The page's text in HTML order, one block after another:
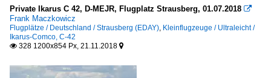
Private Ikarus C 42, D-MEJR, Flugplatz Strausberg, 01.07.2018 
Frank Maczkowicz
Flugplätze / Deutschland / Strausberg (EDAY), Kleinflugzeuge / Ultraleicht /
Ikarus-Comco, C-42
 328 1200x854 Px, 21.11.2018 